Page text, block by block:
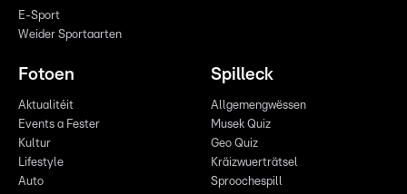
E-Sport
Weider Sportaarten
Fotoen
Aktualitéit
Events a Fester
Kultur
Lifestyle
Auto
Spilleck
Allgemengwëssen
Musek Quiz
Geo Quiz
Kräizwuerträtsel
Sproochespill